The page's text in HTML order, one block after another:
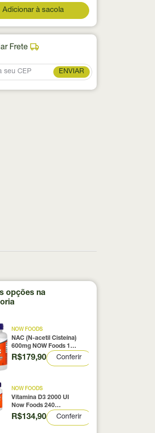
Adicionar à sacola
Frete
ENVIAR
Neobody Nutrition
True Source 837g
opções na
NOW FOODS
NAC (N-acetil Cisteína)
600mg NOW Foods 100
Cápsulas
R$179,90 Conferir
NOW FOODS
Vitamina D3 2000 UI
Now Foods 240
Cápsulas
R$134,90 Conferir